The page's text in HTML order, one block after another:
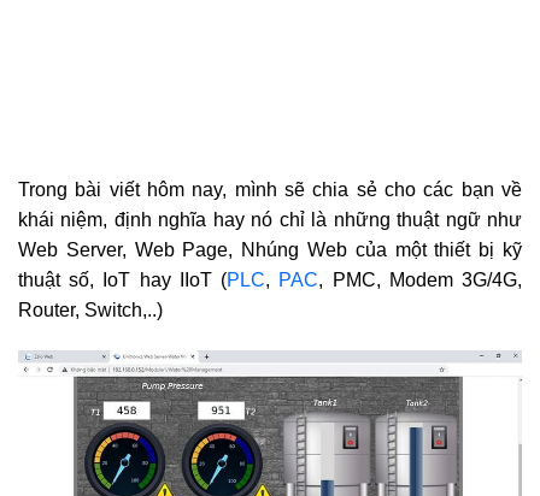
Trong bài viết hôm nay, mình sẽ chia sẻ cho các bạn về
khái niệm, định nghĩa hay nó chỉ là những thuật ngữ như
Web Server, Web Page, Nhúng Web của một thiết bị kỹ
thuật số, IoT hay IIoT (PLC, PAC, PMC, Modem 3G/4G,
Router, Switch,..)